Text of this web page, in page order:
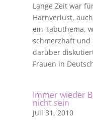
Lange Zeit war
Harnverlust,
ein Tabuthema,
schmerzhaft und
darüber
Frauen in
Immer wieder
nicht sein
Juli 31, 2010